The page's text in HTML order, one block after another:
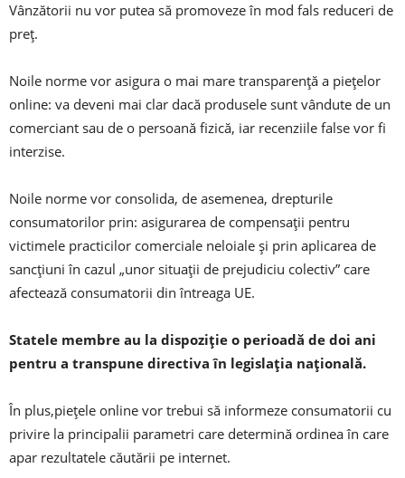
Vânzătorii nu vor putea să promoveze în mod fals reduceri de
preț.
Noile norme vor asigura o mai mare transparență a piețelor
online: va deveni mai clar dacă produsele sunt vândute de un
comerciant sau de o persoană fizică, iar recenziile false vor fi
interzise.
Noile norme vor consolida, de asemenea, drepturile
consumatorilor prin: asigurarea de compensații pentru
victimele practicilor comerciale neloiale și prin aplicarea de
sancțiuni în cazul „unor situații de prejudiciu colectiv” care
afectează consumatorii din întreaga UE.
Statele membre au la dispoziție o perioadă de doi ani
pentru a transpune directiva în legislația națională.
În plus,piețele online vor trebui să informeze consumatorii cu
privire la principalii parametri care determină ordinea în care
apar rezultatele căutării pe internet.